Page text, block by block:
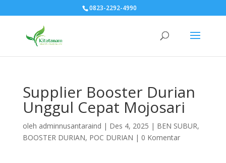
0823-2292-4990
Supplier Booster Durian
Unggul Cepat Mojosari
oleh adminnusantaraind | Des 4, 2025 | BEN SUBUR,
BOOSTER DURIAN, POC DURIAN | 0 Komentar